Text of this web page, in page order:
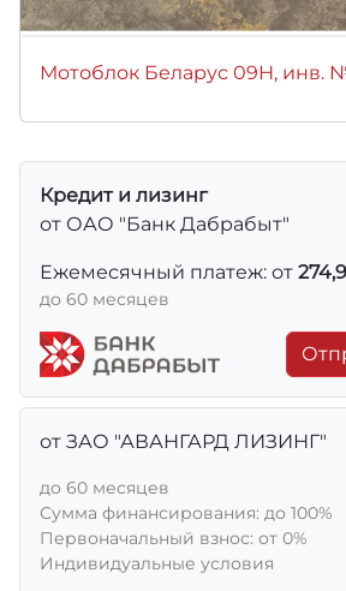
Мотоблок Беларус 09Н, инв.
Кредит и лизинг
от ОАО "Банк Дабрабыт"
Ежемесячный платеж: от
до 60 месяцев
от ЗАО "АВАНГАРД ЛИЗИНГ"
до 60 месяцев
Сумма финансирования: до 100%
Первоначальный взнос: от 0%
Индивидуальные условия